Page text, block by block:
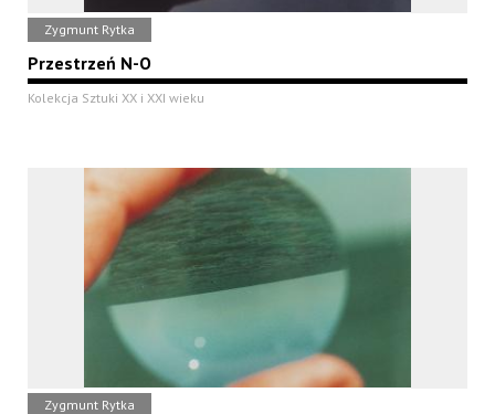
Zygmunt Rytka
Przestrzeń N-O
Kolekcja Sztuki XX i XXI wieku
Zygmunt Rytka